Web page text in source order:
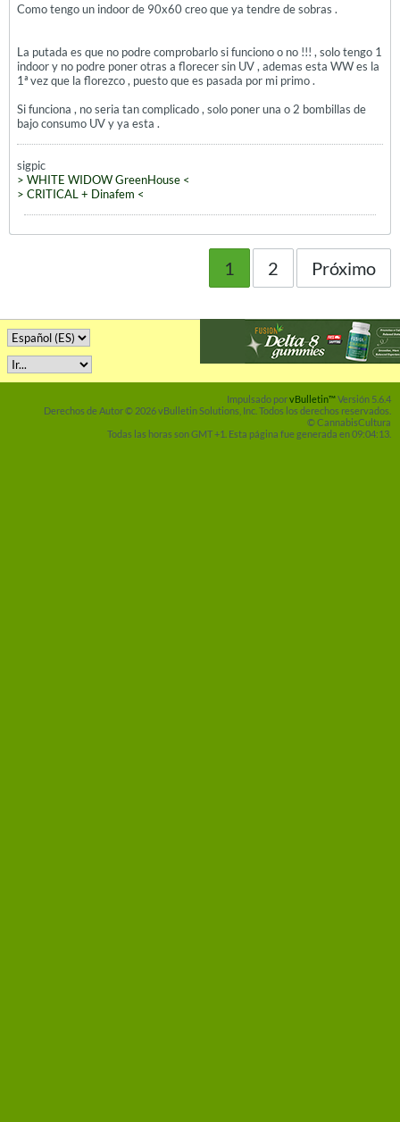
Como tengo un indoor de 90x60 creo que ya tendre de sobras .
La putada es que no podre comprobarlo si funciono o no !!! , solo tengo 1
indoor y no podre poner otras a florecer sin UV , ademas esta WW es la
1ª vez que la florezco , puesto que es pasada por mi primo .
Si funciona , no seria tan complicado , solo poner una o 2 bombillas de
bajo consumo UV y ya esta .
sigpic
> WHITE WIDOW GreenHouse <
> CRITICAL + Dinafem <
1 2 Próximo
Impulsado porvBulletin™Versión 5.6.4
Derechos de Autor © 2026 vBulletin Solutions, Inc. Todos los derechos reservados.
© CannabisCultura
Todas las horas son GMT +1. Esta página fue generada en 09:04:13.